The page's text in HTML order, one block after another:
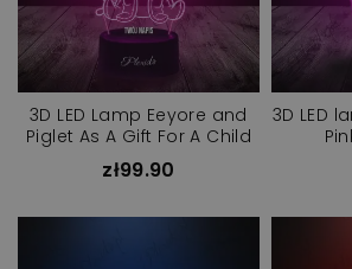
3D LED Lamp Eeyore and
Piglet As A Gift For A Child
zł99.90
3D LED